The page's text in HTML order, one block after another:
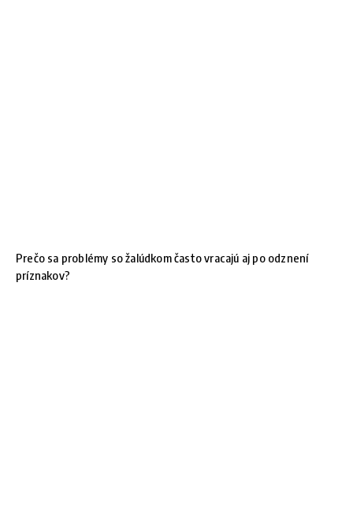
Prečo sa problémy so žalúdkom často vracajú aj po odznení
príznakov?